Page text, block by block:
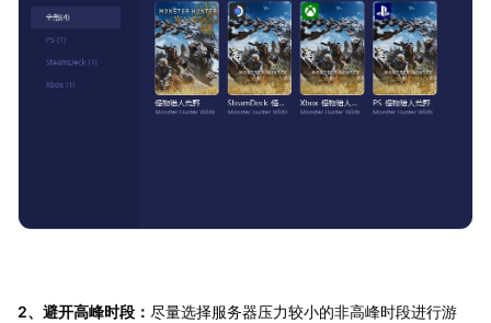
2、避开高峰时段： 尽量选择服务器压力较小的非高峰时段进行游